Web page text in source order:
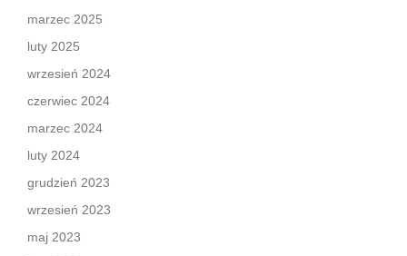
marzec 2025
luty 2025
wrzesień 2024
czerwiec 2024
marzec 2024
luty 2024
grudzień 2023
wrzesień 2023
maj 2023